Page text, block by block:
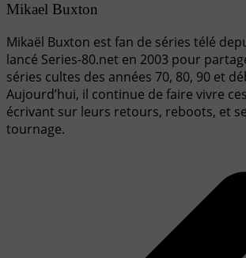
Mikael Buxton
Mikaël Buxton est fan de séries télé
lancé Series-80.net en 2003 pour
séries cultes des années 70, 80, 90 et
Aujourd’hui, il continue de faire vivre
écrivant sur leurs retours, reboots, et
tournage.